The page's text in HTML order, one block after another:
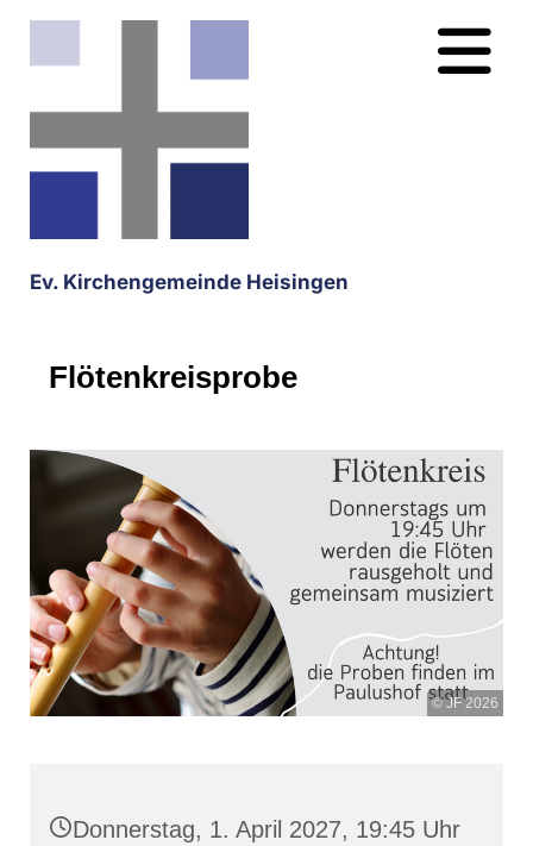
Ev. Kirchengemeinde Heisingen
Flötenkreisprobe
© JF 2026
Donnerstag, 1. April 2027, 19:45 Uhr